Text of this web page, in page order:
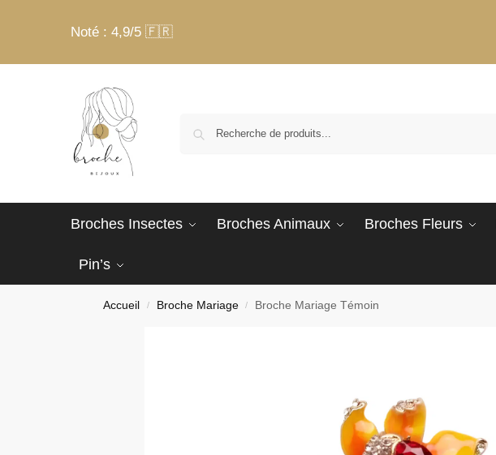
Noté : 4,9/5 🇫🇷
Broches Insectes Broches Animaux Broches Fleurs
Pin’s
Accueil / Broche Mariage / Broche Mariage Témoin